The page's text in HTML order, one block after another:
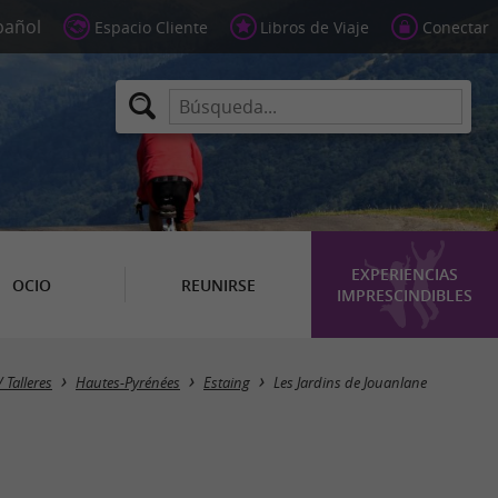
Espacio Cliente Libros de Viaje Conectar
OCIO REUNIRSE
EXPERIENCIAS
IMPRESCINDIBLES
Hautes-Pyrénées Estaing Les Jardins de Jouanlane